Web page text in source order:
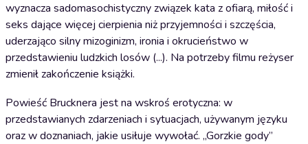
wyznacza sadomasochistyczny związek kata z ofiarą, miłość i
seks dające więcej cierpienia niż przyjemności i szczęścia,
uderzająco silny mizoginizm, ironia i okrucieństwo w
przedstawieniu ludzkich losów (...). Na potrzeby filmu reżyser
zmienił zakończenie książki.
Powieść Brucknera jest na wskroś erotyczna: w
przedstawianych zdarzeniach i sytuacjach, używanym języku
oraz w doznaniach, jakie usiłuje wywołać. „Gorzkie gody”